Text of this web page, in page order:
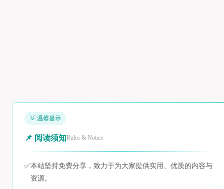
💡 温馨提示
📌 阅读须知Rules & Notice
✅本站坚持免费分享，致力于为大家提供实用、优质的内容与
资源。